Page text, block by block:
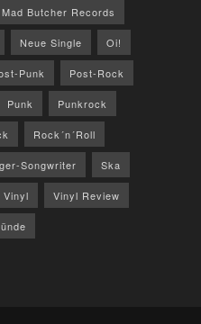
Mad Butcher Records
Neue Single Oi!
Punk Post-Rock
Punk Punkrock
Rock´n´Roll
Songwriter Ska
Vinyl Vinyl Review